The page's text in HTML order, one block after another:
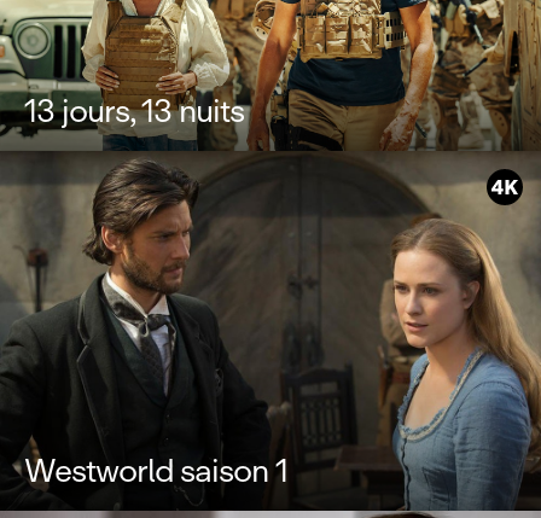
13 jours, 13 nuits
Westworld saison 1